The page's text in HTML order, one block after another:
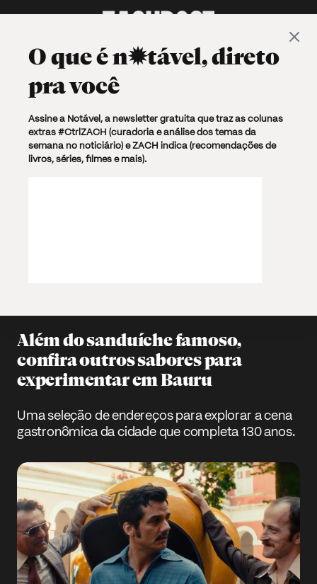
✹ tópicos/ ✶comida✶rolês✶balbúrdia
Além do sanduíche famoso,
confira outros sabores para
experimentar em Bauru
Uma seleção de endereços para explorar a cena
gastronômica da cidade que completa 130 anos.
O que én✹tável, direto
pra você
Assine a Notável, a newsletter gratuita que traz as colunas
extras #CtrlZACH (curadoria e análise dos temas da
semana no noticiário) e ZACH indica (recomendações de
livros, séries, filmes e mais).